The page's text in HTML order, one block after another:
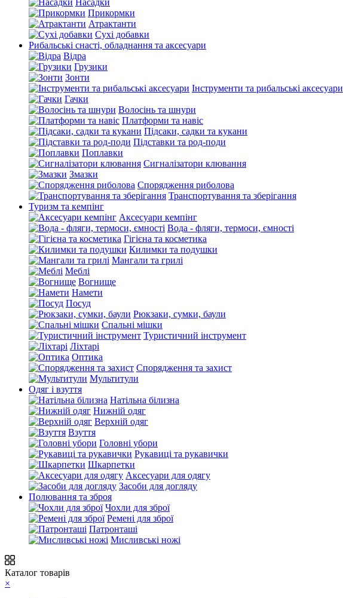
Насадки
Прикормки
Атрактанти
Сухі добавки
Рибальські снасті, обладнання та аксесуари
Відра
Грузики
Зонти
Інструменти та рибальські аксесуари
Гачки
Волосінь та шнури
Платформи та навіс
Підсаки, садки та кукани
Підставки та род-поди
Поплавки
Сигналізатори клювання
Змазки
Спорядження риболова
Транспортування та зберігання
Туризм та кемпінг
Аксесуари кемпінг
Вода - фляги, термоси, ємності
Гігієна та косметика
Килимки та подушки
Мангали та грилі
Меблі
Вогнище
Намети
Посуд
Рюкзаки, сумки, баули
Спальні мішки
Туристичний інструмент
Ліхтарі
Оптика
Спорядження та захист
Мультитули
Одяг і взуття
Натільна білизна
Нижній одяг
Верхній одяг
Взуття
Головні убори
Рукавиці та рукавички
Шкарпетки
Аксесуари для одягу
Засоби для догляду
Полювання та зброя
Чохли для зброї
Ремені для зброї
Патронташі
Мисливські ножі
Каталог товарів
×